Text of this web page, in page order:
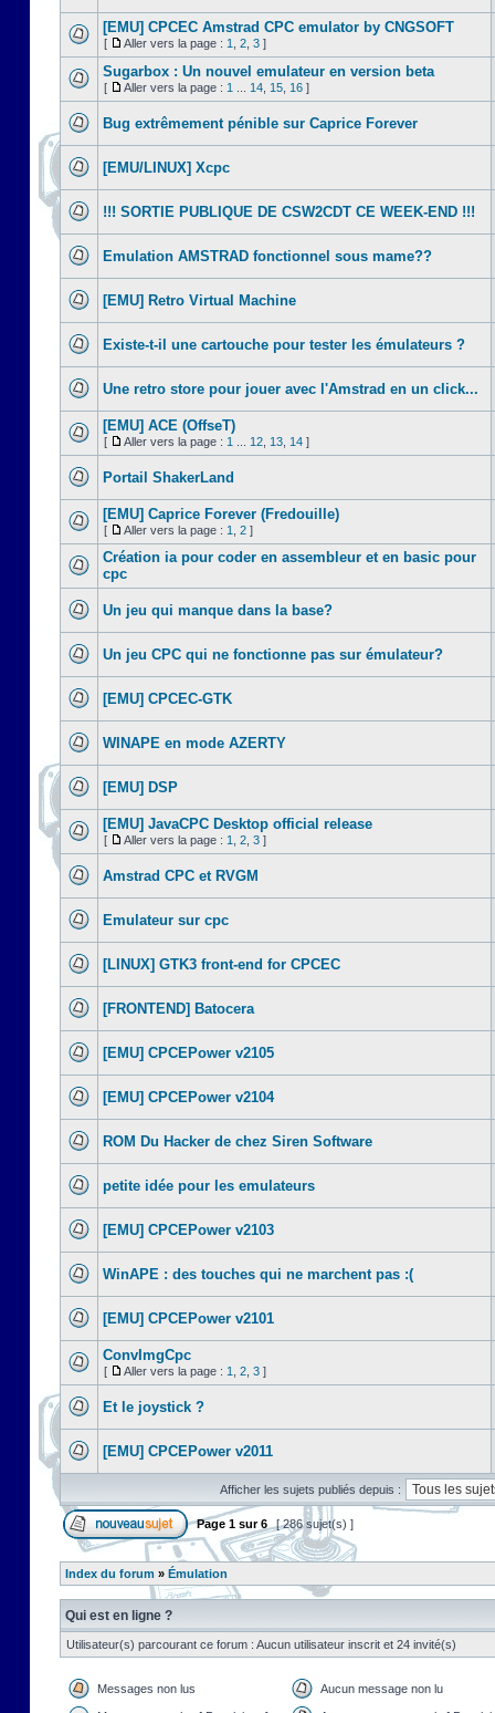
[EMU] CPCEC Amstrad CPC emulator by CNGSOFT
[ Aller vers la page : 1 2 3 ]
Sugarbox : Un nouvel emulateur en version beta
[ Aller vers la page : 1 14 15 16 ]
Bug extrêmement pénible sur Caprice Forever
[EMU/LINUX] Xcpc
!!! SORTIE PUBLIQUE DE CSW2CDT CE WEEK-END !!!
Emulation AMSTRAD fonctionnel sous mame??
[EMU] Retro Virtual Machine
Existe-t-il une cartouche pour tester les émulateurs ?
Une retro store pour jouer avec l'Amstrad en un click...
[EMU] ACE (OffseT)
[ Aller vers la page : 1 12 13 14 ]
Portail ShakerLand
[EMU] Caprice Forever (Fredouille)
[ Aller vers la page : 1 2 ]
Création ia pour coder en assembleur et en basic pour
cpc
Un jeu qui manque dans la base?
Un jeu CPC qui ne fonctionne pas sur émulateur?
[EMU] CPCEC-GTK
WINAPE en mode AZERTY
[EMU] DSP
[EMU] JavaCPC Desktop official release
[ Aller vers la page : 1 2 3 ]
Amstrad CPC et RVGM
Emulateur sur cpc
[LINUX] GTK3 front-end for CPCEC
[FRONTEND] Batocera
[EMU] CPCEPower v2105
[EMU] CPCEPower v2104
ROM Du Hacker de chez Siren Software
petite idée pour les emulateurs
[EMU] CPCEPower v2103
WinAPE : des touches qui ne marchent pas :(
[EMU] CPCEPower v2101
ConvImgCpc
[ Aller vers la page : 1 2 3 ]
Et le joystick ?
[EMU] CPCEPower v2011
Afficher les sujets publiés depuis :
Page 1 sur6 [ 286 sujet(s) ]
Index du forum » Émulation
Qui est en ligne ?
Utilisateur(s) parcourant ce forum : Aucun utilisateur inscrit et 24 invité(s)
Messages non lus Aucun message non lu